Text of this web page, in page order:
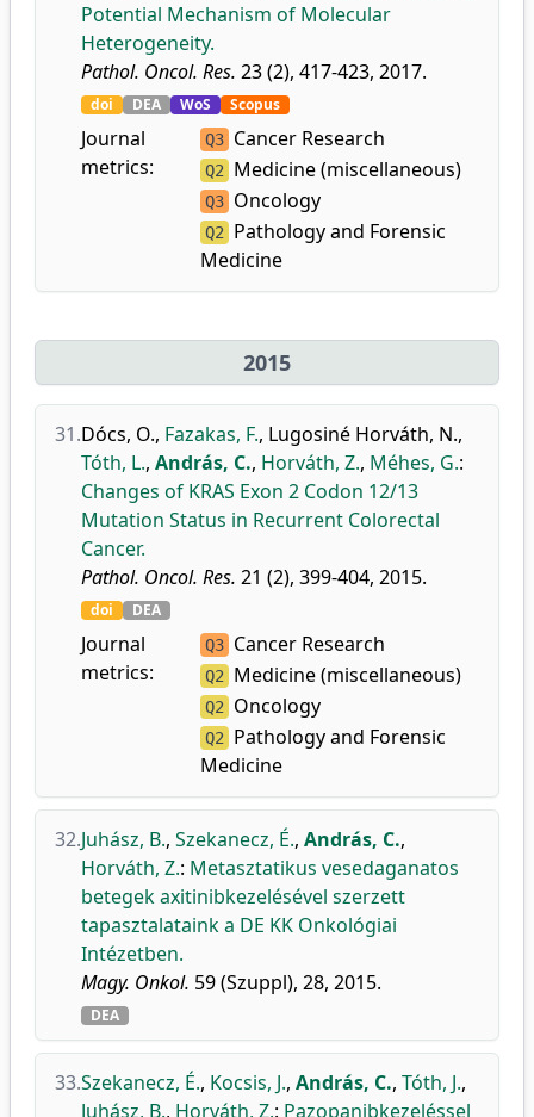
Potential Mechanism of Molecular
Heterogeneity.
Pathol. Oncol. Res. 23 (2), 417-423, 2017.
doi DEA WoS Scopus
Journal
metrics:
Q3 Cancer Research
Q2 Medicine (miscellaneous)
Q3 Oncology
Q2 Pathology and Forensic
Medicine
2015
31.Dócs, O., Fazakas, F., Lugosiné Horváth, N.,
Tóth, L., András, C., Horváth, Z., Méhes, G.:
Changes of KRAS Exon 2 Codon 12/13
Mutation Status in Recurrent Colorectal
Cancer.
Pathol. Oncol. Res. 21 (2), 399-404, 2015.
doi DEA
Journal
metrics:
Q3 Cancer Research
Q2 Medicine (miscellaneous)
Q2 Oncology
Q2 Pathology and Forensic
Medicine
32.Juhász, B., Szekanecz, É., András, C.,
Horváth, Z.: Metasztatikus vesedaganatos
betegek axitinibkezelésével szerzett
tapasztalataink a DE KK Onkológiai
Intézetben.
Magy. Onkol. 59 (Szuppl), 28, 2015.
DEA
33.Szekanecz, É., Kocsis, J., András, C., Tóth, J.,
Juhász, B., Horváth, Z.: Pazopanibkezeléssel